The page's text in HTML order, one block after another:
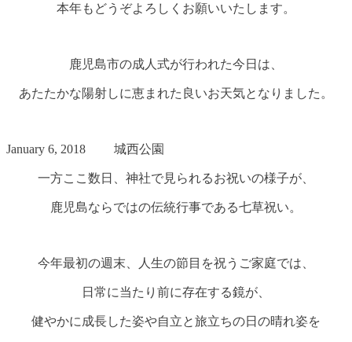
本年もどうぞよろしくお願いいたします。
鹿児島市の成人式が行われた今日は、
あたたかな陽射しに恵まれた良いお天気となりました。
January 6, 2018 城西公園
一方ここ数日、神社で見られるお祝いの様子が、
鹿児島ならではの伝統行事である七草祝い。
今年最初の週末、人生の節目を祝うご家庭では、
日常に当たり前に存在する鏡が、
健やかに成長した姿や自立と旅立ちの日の晴れ姿を